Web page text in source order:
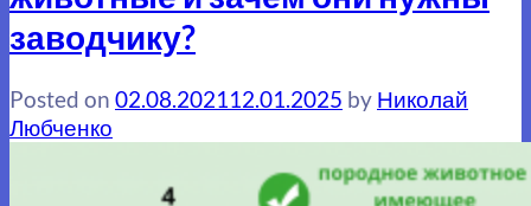
заводчику?
Posted on 02.08.202112.01.2025 by Николай
Любченко